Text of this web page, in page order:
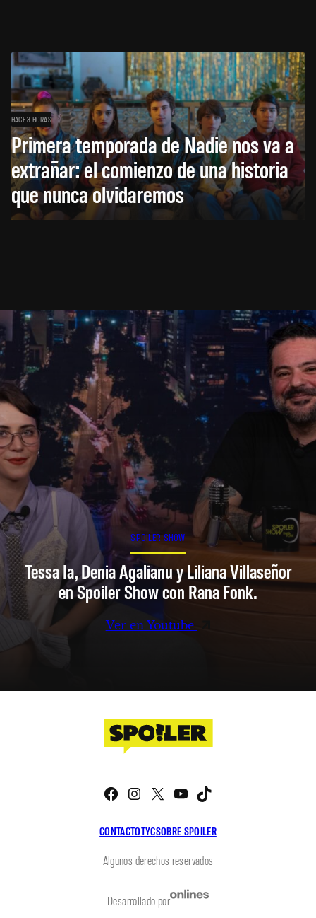
HACE 3 HORAS
Primera temporada de Nadie nos va a
extrañar: el comienzo de una historia
que nunca olvidaremos
SPOILER SHOW
Tessa Ia, Denia Agalianu y Liliana Villaseñor
en Spoiler Show con Rana Fonk.
Ver en Youtube
CONTACTOTYCSOBRE SPOILER
Facebook
Instagram
X YouTube
Algunos derechos reservados
Desarrollado por